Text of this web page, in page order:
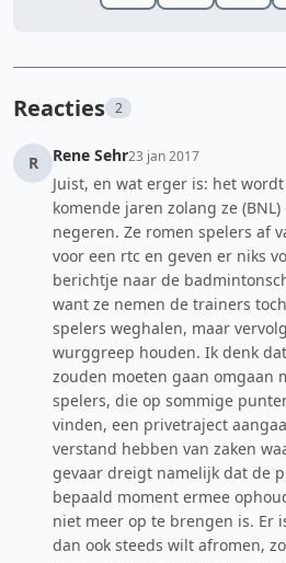
Reacties 2
R Rene Sehr23 jan 2017
Juist, en wat erger is: het
komende jaren zolang ze
negeren. Ze romen spelers af
voor een rtc en geven er niks
berichtje naar de
want ze nemen de trainers
spelers weghalen, maar
wurggreep houden. Ik denk
zouden moeten gaan omgaan
spelers, die op sommige
vinden, een privetraject
verstand hebben van zaken
gevaar dreigt namelijk dat de
bepaald moment ermee
niet meer op te brengen is. Er
dan ook steeds wilt afromen,